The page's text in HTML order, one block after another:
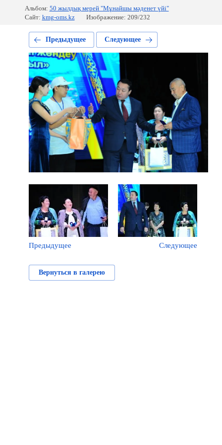
Альбом: 50 жылдық мерей "Мұнайшы мәденет үйі"
Сайт: kmg-oms.kz Изображение: 209/232
Предыдущее Следующее
Предыдущее Следующее
Вернуться в галерею